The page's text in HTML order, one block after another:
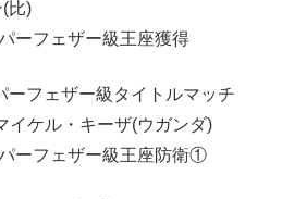
比)
ーフェザー級王座獲得
ーフェザー級タイトルマッチ
ケル・キーザ(ウガンダ)
ーフェザー級王座防衛①